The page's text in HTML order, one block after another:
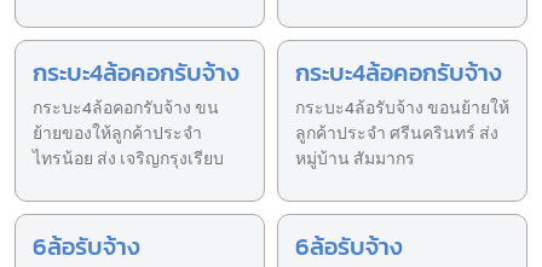
กระบะ4ล้อคอกรับจ้าง
กระบะ4ล้อคอกรับจ้าง ขน
ย้ายของให้ลูกค้าประจำ
ไทรน้อย ส่ง เจริญกรุงเรียบ
กระบะ4ล้อคอกรับจ้าง
กระบะ4ล้อรับจ้าง ขอนย้ายให้
ลูกค้าประจำ ศรีนครินทร์ ส่ง
หมู่บ้าน สัมมากร
6ล้อรับจ้าง 6ล้อรับจ้าง